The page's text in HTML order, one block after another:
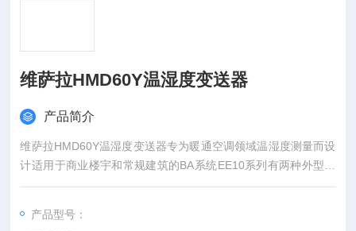
维萨拉HMD60Y温湿度变送器
产品简介
维萨拉HMD60Y温湿度变送器专为暖通空调领域温湿度测量而设
计适用于商业楼宇和常规建筑的BA系统EE10系列有两种外型设
计以满足不同地区标准，且所有产品都可以配置清晰的液晶显
产品型号：